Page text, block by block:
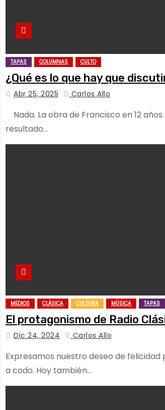
TAPAS COLUMNAS CULTO
¿Qué es lo que hay que
Abr 25, 2025 Carlos Allo
Nada. La obra de Francisco en 12
resultado…
MEDIOS CLÁSICA CULTURA MÚSICA TAPAS
El protagonismo de Radio
Dic 24, 2024 Carlos Allo
Expresamos nuestro deseo de
a codo. Hoy también…